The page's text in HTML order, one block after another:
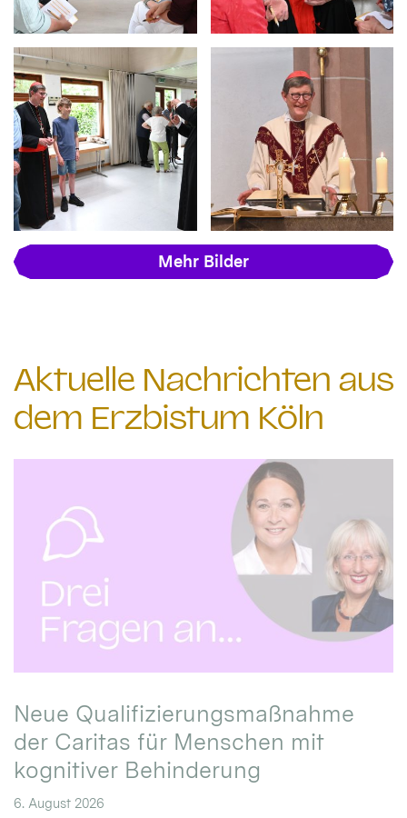
Mehr Bilder
Aktuelle Nachrichten aus
dem Erzbistum Köln
Neue Qualifizierungsmaßnahme
der Caritas für Menschen mit
kognitiver Behinderung
6. August 2026